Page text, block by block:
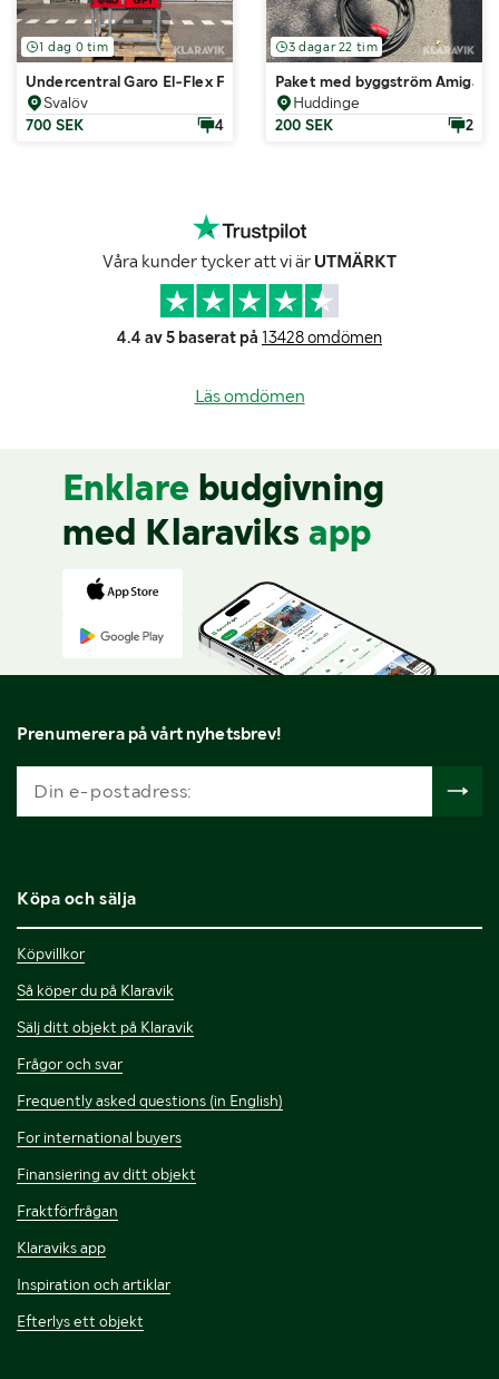
1 dag 0 tim
Undercentral Garo El-Flex FSF-250
Svalöv
700 SEK
4
3 dagar 22 tim
Paket med byggström Amiga
Huddinge
200 SEK
2
Våra kunder tycker att vi är UTMÄRKT
4.4 av 5 baserat på 13428 omdömen
Läs omdömen
Enklare budgivning
med Klaraviks app
Prenumerera på vårt nyhetsbrev!
Köpa och sälja
Köpvillkor
Så köper du på Klaravik
Sälj ditt objekt på Klaravik
Frågor och svar
Frequently asked questions (in English)
For international buyers
Finansiering av ditt objekt
Fraktförfrågan
Klaraviks app
Inspiration och artiklar
Efterlys ett objekt